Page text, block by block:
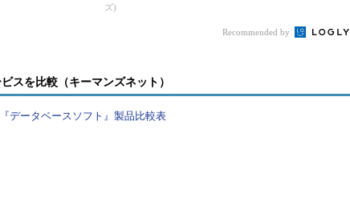
ファイルが損失した状態で起動を行うと、以下のようなエ
）
した。
ズ)
Recommended by
スを比較（キーマンズネット）
データベースソフト』製品比較表